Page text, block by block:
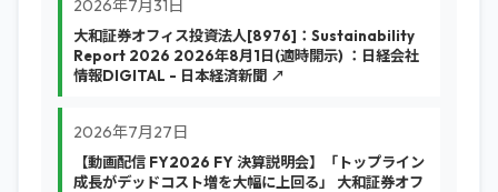
2026年7月31日
大和証券オフィス投資法人[8976]：Sustainability
Report 2026 2026年8月1日(適時開示) ：日経会社
情報DIGITAL - 日本経済新聞 ↗
2026年7月27日
【動画配信 FY2026 FY 決算説明会】「トップライン
成長がデッドコスト増を大幅に上回る」 大和証券オフ